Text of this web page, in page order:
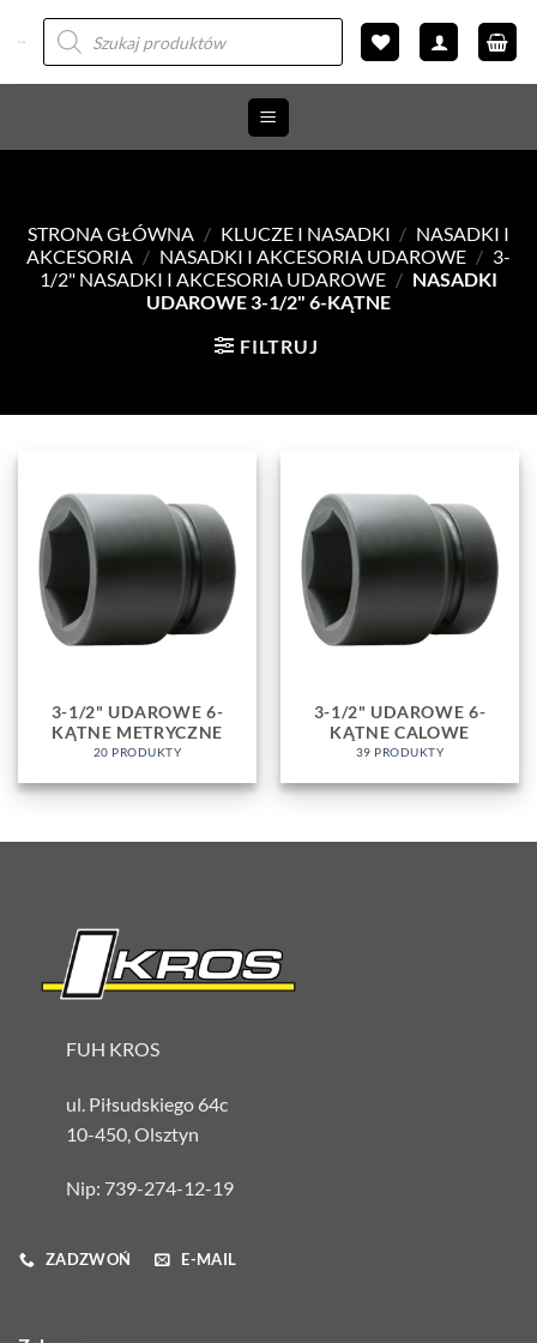
Przewiń
do
zawartości
Wyszukiwarka
produktów
STRONA GŁÓWNA / KLUCZE I NASADKI / NASADKI I
AKCESORIA / NASADKI I AKCESORIA UDAROWE / 3-
1/2" NASADKI I AKCESORIA UDAROWE / NASADKI
UDAROWE 3-1/2" 6-KĄTNE
FILTRUJ
3-1/2" UDAROWE 6-
KĄTNE METRYCZNE
20 PRODUKTY
3-1/2" UDAROWE 6-
KĄTNE CALOWE
39 PRODUKTY
FUH KROS
ul. Piłsudskiego 64c
10-450, Olsztyn
Nip: 739-274-12-19
ZADZWOŃ E-MAIL